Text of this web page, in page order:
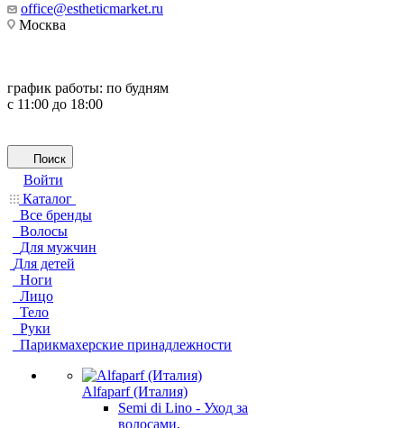
office@estheticmarket.ru
Москва
график работы: по будням
с 11:00 до 18:00
Поиск
Войти
Каталог
Все бренды
Волосы
Для мужчин
Для детей
Ноги
Лицо
Тело
Руки
Парикмахерские принадлежности
Alfaparf (Италия)
Semi di Lino - Уход за
волосами,